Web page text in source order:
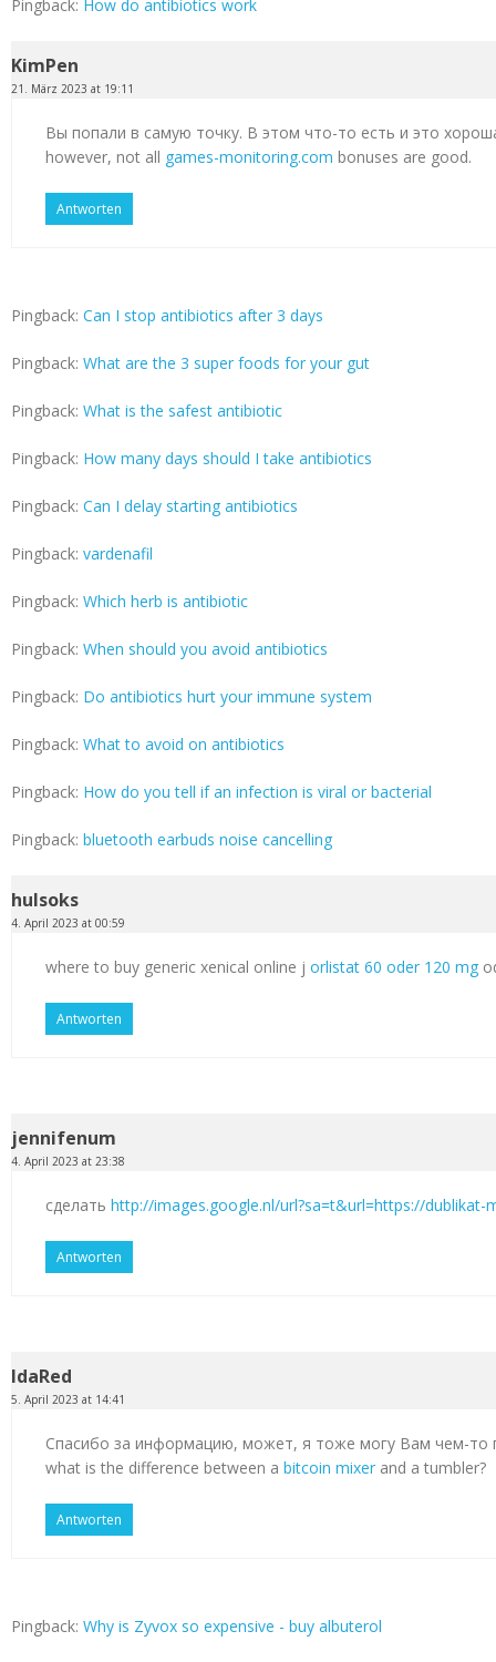
Pingback: How do antibiotics work
KimPen
21. März 2023 at 19:11
Вы попали в самую точку. В этом что-то есть и это
however, not all games-monitoring.com bonuses are good.
Antworten
Pingback: Can I stop antibiotics after 3 days
Pingback: What are the 3 super foods for your gut
Pingback: What is the safest antibiotic
Pingback: How many days should I take antibiotics
Pingback: Can I delay starting antibiotics
Pingback: vardenafil
Pingback: Which herb is antibiotic
Pingback: When should you avoid antibiotics
Pingback: Do antibiotics hurt your immune system
Pingback: What to avoid on antibiotics
Pingback: How do you tell if an infection is viral or bacterial
Pingback: bluetooth earbuds noise cancelling
hulsoks
4. April 2023 at 00:59
where to buy generic xenical online j orlistat 60 oder 120 mg
Antworten
jennifenum
4. April 2023 at 23:38
сделать http://images.google.nl/url?sa=t&url=https://dublikat-
Antworten
IdaRed
5. April 2023 at 14:41
Спасибо за информацию, может, я тоже могу Вам чем-то
what is the difference between a bitcoin mixer and a tumbler?
Antworten
Pingback: Why is Zyvox so expensive - buy albuterol